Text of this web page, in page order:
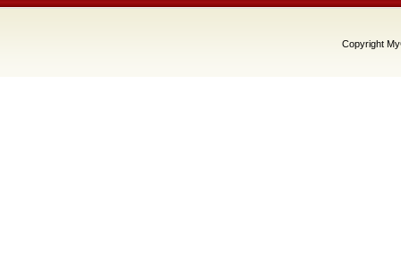
Copyright